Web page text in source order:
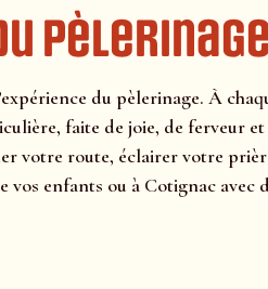
pèlerinage
du pèlerinage. À
faite de joie, de ferveur et
votre route, éclairer votre
vos enfants ou à Cotignac avec